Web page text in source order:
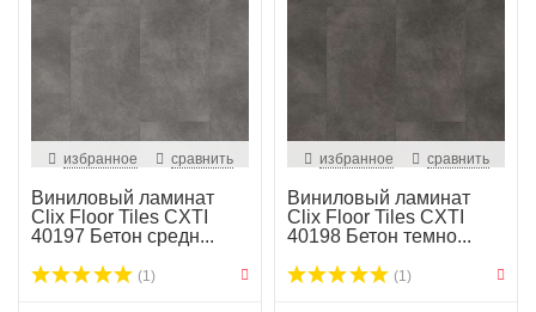
избранное сравнить
Виниловый ламинат
Clix Floor Tiles CXTI
40197 Бетон средн...
(1)
избранное сравнить
Виниловый ламинат
Clix Floor Tiles CXTI
40198 Бетон темно...
(1)